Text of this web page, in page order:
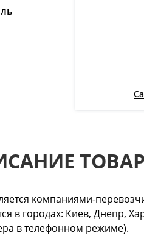
компаниями-
в городах: Киев, Днепр,
в телефонном режиме).